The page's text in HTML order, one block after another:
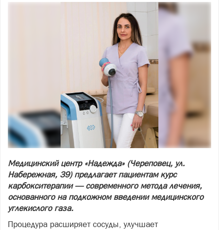
Медицинский центр «Надежда» (Череповец, ул.
Набережная, 39) предлагает пациентам курс
карбокситерапии — современного метода лечения,
основанного на подкожном введении медицинского
углекислого газа.
Процедура расширяет сосуды, улучшает